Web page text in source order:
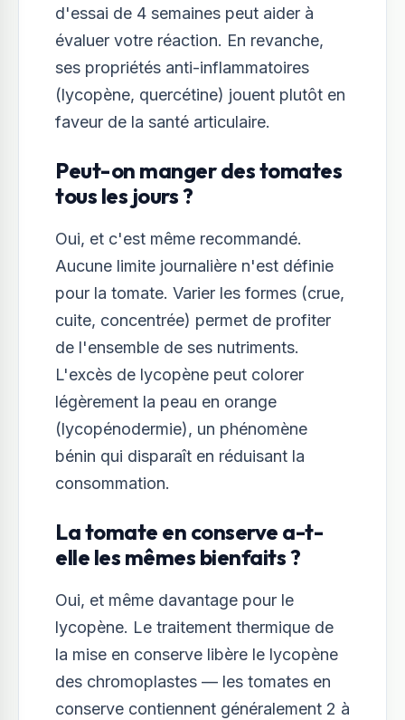
d'essai de 4 semaines peut aider à
évaluer votre réaction. En revanche,
ses propriétés anti-inflammatoires
(lycopène, quercétine) jouent plutôt en
faveur de la santé articulaire.
Peut-on manger des tomates
tous les jours ?
Oui, et c'est même recommandé.
Aucune limite journalière n'est définie
pour la tomate. Varier les formes (crue,
cuite, concentrée) permet de profiter
de l'ensemble de ses nutriments.
L'excès de lycopène peut colorer
légèrement la peau en orange
(lycopénodermie), un phénomène
bénin qui disparaît en réduisant la
consommation.
La tomate en conserve a-t-
elle les mêmes bienfaits ?
Oui, et même davantage pour le
lycopène. Le traitement thermique de
la mise en conserve libère le lycopène
des chromoplastes — les tomates en
conserve contiennent généralement 2 à